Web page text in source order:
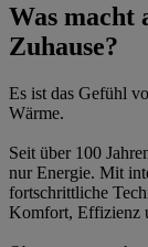
Was macht
Zuhause?
Es ist das Gefühl
Wärme.
Seit über 100
nur Energie. Mit
fortschrittliche
Komfort, Effizienz